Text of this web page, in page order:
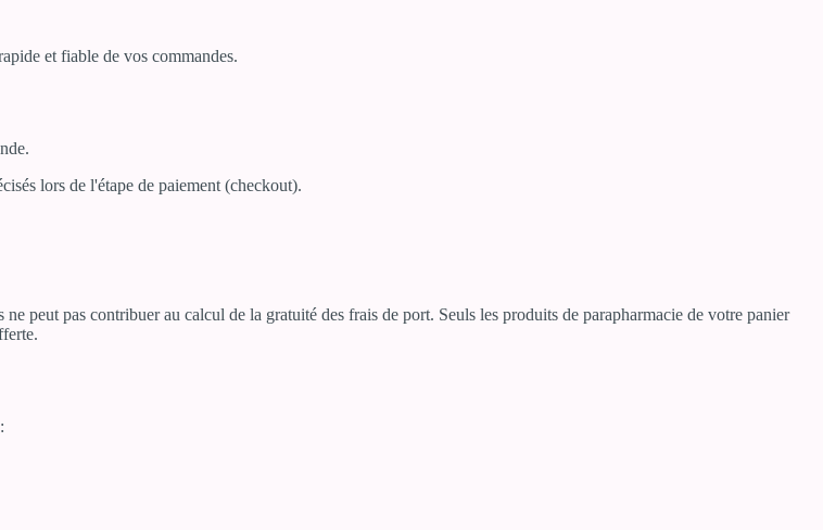
et fiable de vos commandes.
lors de l'étape de paiement (checkout).
peut pas contribuer au calcul de la gratuité des frais de port. Seuls les produits de parapharmacie de votre panier